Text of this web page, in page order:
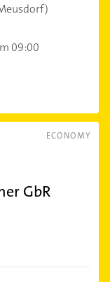
09:00
ECONOMY
GbR